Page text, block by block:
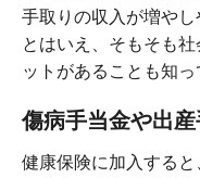
手取りの収入が増やし
とはいえ、そもそも
ットがあることも知っ
傷病手当金や出
健康保険に加入する